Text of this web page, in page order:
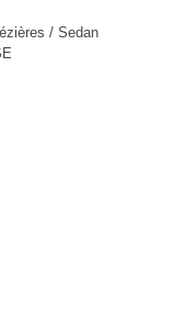
/ Sedan